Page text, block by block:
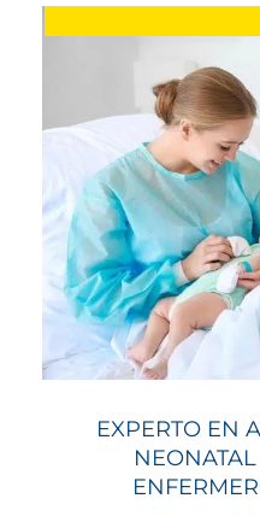
EXPERTO EN